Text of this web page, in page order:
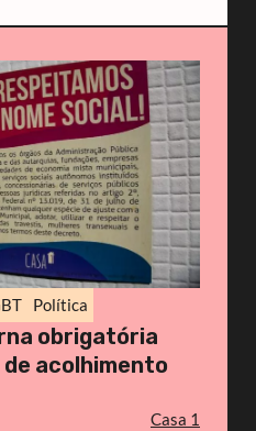
Política
obrigatória
acolhimento
Casa 1